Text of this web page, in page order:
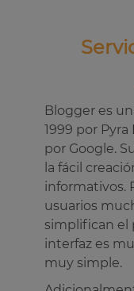
Blogger es
1999 por
por Google.
la fácil
informativos.
usuarios
simplifican el
interfaz es
muy simple.